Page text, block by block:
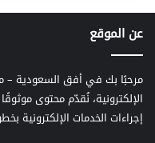
عن الموقع
مرحبًا بك في أفق السعودية
الإلكترونية، نُقدّم محتوى
إجراءات الخدمات الإلكترونية